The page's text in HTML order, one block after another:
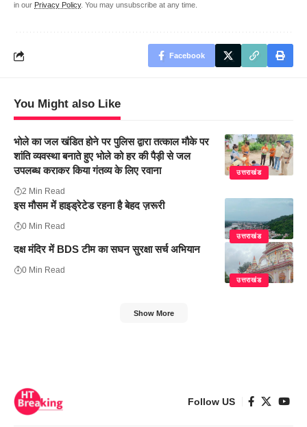
in our Privacy Policy. You may unsubscribe at any time.
Facebook
You Might also Like
उत्तराखंड
भोले का जल खंडित होने पर पुलिस द्वारा तत्काल मौके पर
शांति व्यवस्था बनाते हुए भोले को हर की पैड़ी से जल
उपलब्ध कराकर किया गंतव्य के लिए रवाना
2 Min Read
उत्तराखंड
इस मौसम में हाइड्रेटेड रहना है बेहद ज़रूरी
0 Min Read
उत्तराखंड
दक्ष मंदिर में BDS टीम का सघन सुरक्षा सर्च अभियान
0 Min Read
Show More
Follow US